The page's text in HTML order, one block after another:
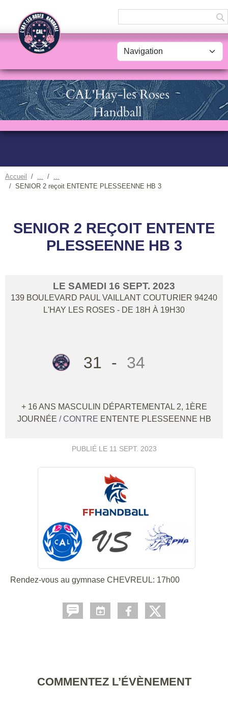
Accueil
SENIOR 2 reçoit ENTENTE PLESSEENNE HB 3
SENIOR 2 REÇOIT ENTENTE
PLESSEENNE HB 3
LE SAMEDI 16 SEPT. 2023
139 BOULEVARD PAUL VAILLANT COUTURIER 94240
L'HAY LES ROSES - DE 18H À 19H30
31 - 34
+ 16 ANS MASCULIN DÉPARTEMENTAL 2, 1ÈRE
JOURNÉE / CONTRE ENTENTE PLESSEENNE HB
PUBLIÉ LE 11 SEPT. 2023
Rendez-vous au gymnase CHEVREUL: 17h00
COMMENTEZ L’ÉVÈNEMENT